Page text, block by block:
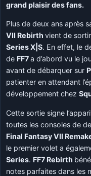
grand plaisir des fans.
Plus de deux ans après
VII Rebirthvient de
Series X|S. En effet, le
de FF7a d’abord vu le
avant de débarquer sur
patienter en attendant
développement chez
Cette sortie signe
toutes les consoles de
Final Fantasy VII
le premier volet a
Series. FF7 Rebirth
notes parfaites dans les